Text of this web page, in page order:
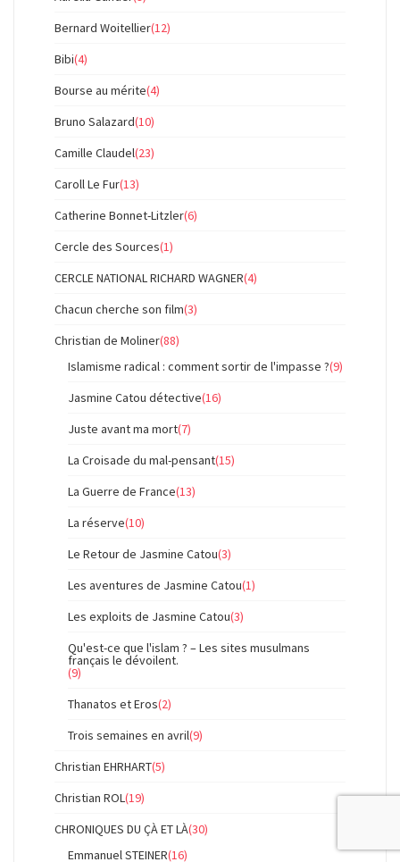
Bernard Woitellier(12)
Bibi(4)
Bourse au mérite(4)
Bruno Salazard(10)
Camille Claudel(23)
Caroll Le Fur(13)
Catherine Bonnet-Litzler(6)
Cercle des Sources(1)
CERCLE NATIONAL RICHARD WAGNER(4)
Chacun cherche son film(3)
Christian de Moliner(88)
Islamisme radical : comment sortir de l'impasse ?(9)
Jasmine Catou détective(16)
Juste avant ma mort(7)
La Croisade du mal-pensant(15)
La Guerre de France(13)
La réserve(10)
Le Retour de Jasmine Catou(3)
Les aventures de Jasmine Catou(1)
Les exploits de Jasmine Catou(3)
Qu'est-ce que l'islam ? – Les sites musulmans
français le dévoilent.
(9)
Thanatos et Eros(2)
Trois semaines en avril(9)
Christian EHRHART(5)
Christian ROL(19)
CHRONIQUES DU ÇÀ ET LÀ(30)
Emmanuel STEINER(16)